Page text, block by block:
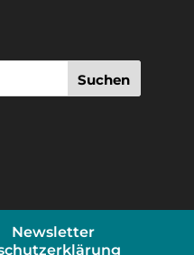
Suchen
Newsletter